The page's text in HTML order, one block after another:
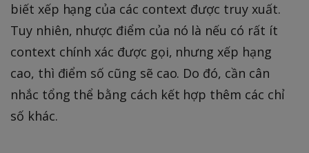
biết xếp hạng của các context được truy xuất.
Tuy nhiên, nhược điểm của nó là nếu có rất ít
context chính xác được gọi, nhưng xếp hạng
cao, thì điểm số cũng sẽ cao. Do đó, cần cân
nhắc tổng thể bằng cách kết hợp thêm các chỉ
số khác.